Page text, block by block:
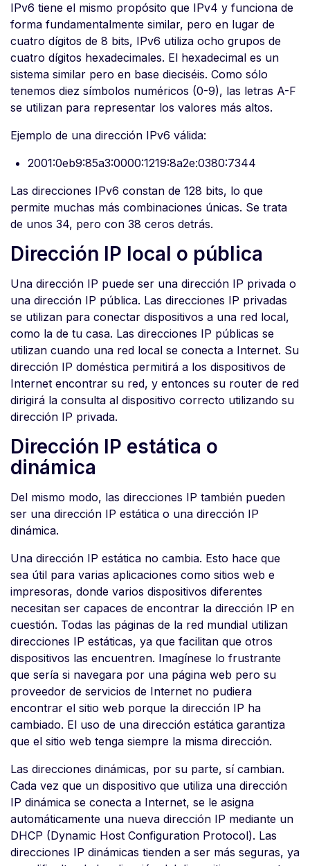
IPv6 tiene el mismo propósito que IPv4 y funciona de
forma fundamentalmente similar, pero en lugar de
cuatro dígitos de 8 bits, IPv6 utiliza ocho grupos de
cuatro dígitos hexadecimales. El hexadecimal es un
sistema similar pero en base dieciséis. Como sólo
tenemos diez símbolos numéricos (0-9), las letras A-F
se utilizan para representar los valores más altos.
Ejemplo de una dirección IPv6 válida:
2001:0eb9:85a3:0000:1219:8a2e:0380:7344
Las direcciones IPv6 constan de 128 bits, lo que
permite muchas más combinaciones únicas. Se trata
de unos 34, pero con 38 ceros detrás.
Dirección IP local o pública
Una dirección IP puede ser una dirección IP privada o
una dirección IP pública. Las direcciones IP privadas
se utilizan para conectar dispositivos a una red local,
como la de tu casa. Las direcciones IP públicas se
utilizan cuando una red local se conecta a Internet. Su
dirección IP doméstica permitirá a los dispositivos de
Internet encontrar su red, y entonces su router de red
dirigirá la consulta al dispositivo correcto utilizando su
dirección IP privada.
Dirección IP estática o
dinámica
Del mismo modo, las direcciones IP también pueden
ser una dirección IP estática o una dirección IP
dinámica.
Una dirección IP estática no cambia. Esto hace que
sea útil para varias aplicaciones como sitios web e
impresoras, donde varios dispositivos diferentes
necesitan ser capaces de encontrar la dirección IP en
cuestión. Todas las páginas de la red mundial utilizan
direcciones IP estáticas, ya que facilitan que otros
dispositivos las encuentren. Imagínese lo frustrante
que sería si navegara por una página web pero su
proveedor de servicios de Internet no pudiera
encontrar el sitio web porque la dirección IP ha
cambiado. El uso de una dirección estática garantiza
que el sitio web tenga siempre la misma dirección.
Las direcciones dinámicas, por su parte, sí cambian.
Cada vez que un dispositivo que utiliza una dirección
IP dinámica se conecta a Internet, se le asigna
automáticamente una nueva dirección IP mediante un
DHCP (Dynamic Host Configuration Protocol). Las
direcciones IP dinámicas tienden a ser más seguras, ya